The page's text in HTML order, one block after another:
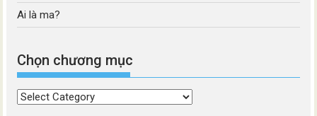
Ai là ma?
Chọn chương mục
Chọn